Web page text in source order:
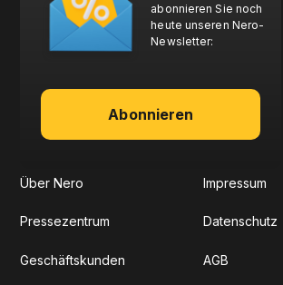
abonnieren Sie noch
heute unseren Nero-
Newsletter:
Abonnieren
Über Nero
Pressezentrum
Geschäftskunden
Impressum
Datenschutz
AGB